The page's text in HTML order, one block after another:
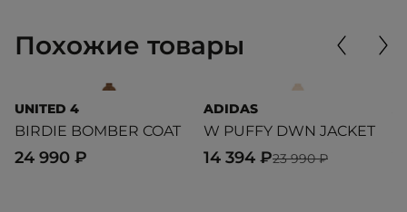
Похожие товары
UNITED 4
BIRDIE BOMBER COAT
24 990 ₽
ADIDAS
W PUFFY DWN JACKET
23 990 ₽
14 394 ₽